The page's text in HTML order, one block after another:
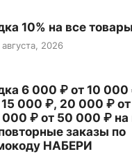
10% на все товары
2026
6 000 ₽ от 10 000
15 000 ₽, 20 000 ₽
000 ₽ от 50 000 ₽ на
заказы по
НАБЕРИ